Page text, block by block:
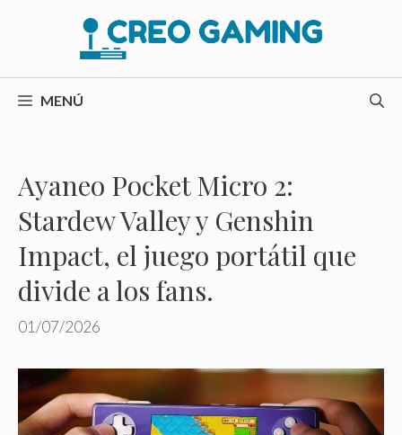
MENÚ
Ayaneo Pocket Micro 2:
Stardew Valley y Genshin
Impact, el juego portátil que
divide a los fans.
01/07/2026